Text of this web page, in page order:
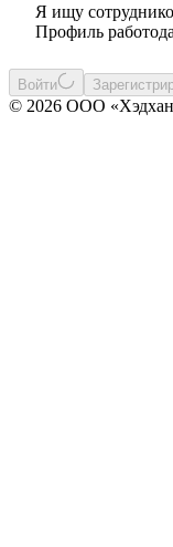
Я ищу
Профиль
Войти
© 2026 ООО